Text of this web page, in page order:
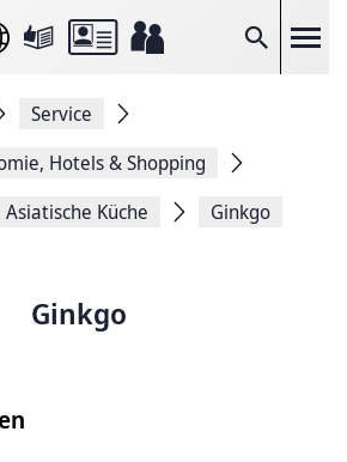
Suche
Service
Hotels & Shopping
Asiatische Küche Ginkgo
Ginkgo